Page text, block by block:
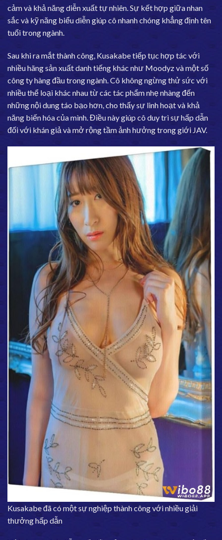
cảm và khả năng diễn xuất tự nhiên. Sự kết hợp giữa nhan
sắc và kỹ năng biểu diễn giúp cô nhanh chóng khẳng định tên
tuổi trong ngành.
Sau khi ra mắt thành công, Kusakabe tiếp tục hợp tác với
nhiều hãng sản xuất danh tiếng khác như Moodyz và một số
công ty hàng đầu trong ngành. Cô không ngừng thử sức với
nhiều thể loại khác nhau từ các tác phẩm nhẹ nhàng đến
những nội dung táo bạo hơn, cho thấy sự linh hoạt và khả
năng biến hóa của mình. Điều này giúp cô duy trì sự hấp dẫn
đối với khán giả và mở rộng tầm ảnh hưởng trong giới JAV.
Kusakabe đã có một sự nghiệp thành công với nhiều giải
thưởng hấp dẫn